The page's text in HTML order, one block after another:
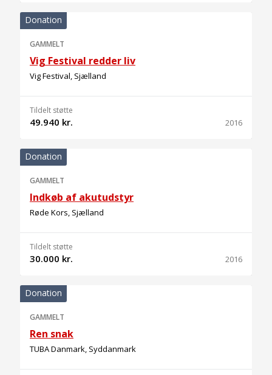
Donation
GAMMELT
Vig Festival redder liv
Vig Festival, Sjælland
Tildelt støtte
49.940 kr. 2016
Donation
GAMMELT
Indkøb af akutudstyr
Røde Kors, Sjælland
Tildelt støtte
30.000 kr. 2016
Donation
GAMMELT
Ren snak
TUBA Danmark, Syddanmark